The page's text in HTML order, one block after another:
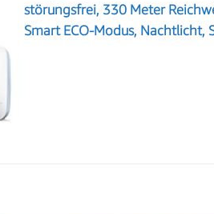
störungsfrei, 330 Meter
Smart ECO-Modus, Nachtlicht,